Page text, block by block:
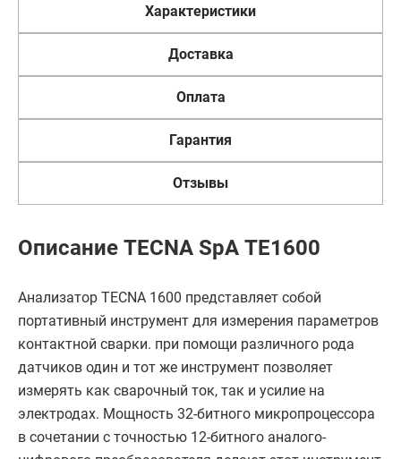
Характеристики
Доставка
Оплата
Гарантия
Отзывы
Описание TECNA SpA ТЕ1600
Анализатор TECNA 1600 представляет собой
портативный инструмент для измерения параметров
контактной сварки. при помощи различного рода
датчиков один и тот же инструмент позволяет
измерять как сварочный ток, так и усилие на
электродах. Мощность 32-битного микропроцессора
в сочетании с точностью 12-битного аналого-